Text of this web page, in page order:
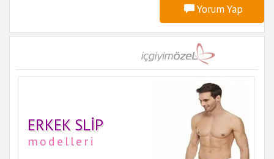
Yorum Yap
ERKEK SLIP
modelleri